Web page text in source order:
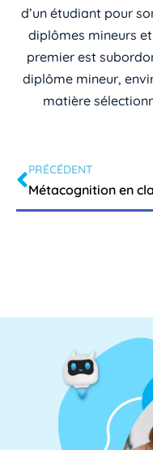
d’un étudiant pour
diplômes mineurs
premier est
diplôme mineur,
matière
PRÉCÉDENT
Métacognition en